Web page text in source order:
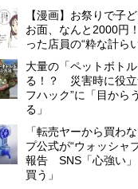
【漫画】お祭りで子
お面、なんと2000円
った店員の“粋な計ら
大量の「ペットボト
る！？ 災害時に役立
フハック”に「目から
る」
「転売ヤーから買わ
プ公式が“ウォッシャ
報告 SNS「心強い」
買う」